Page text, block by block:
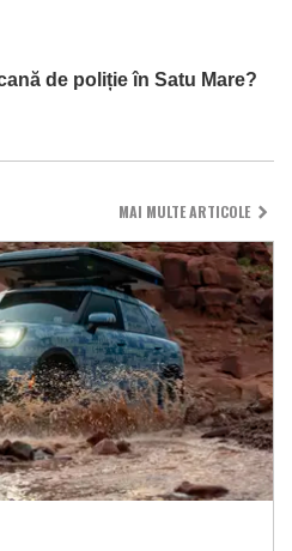
de poliție în Satu Mare?
MAI MULTE ARTICOLE